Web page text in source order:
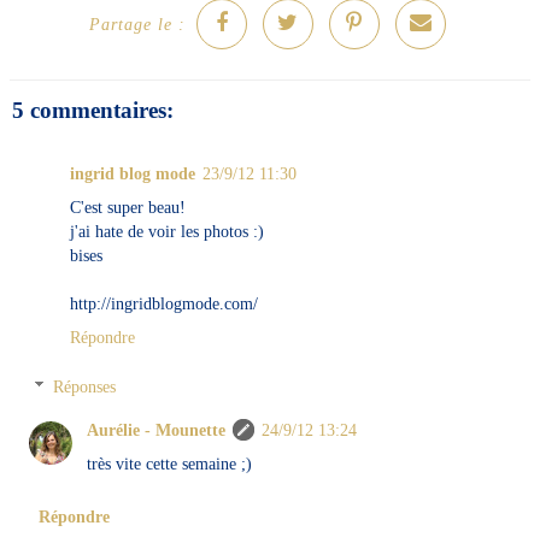
Partage le :
5 commentaires:
ingrid blog mode 23/9/12 11:30
C'est super beau!
j'ai hate de voir les photos :)
bises
http://ingridblogmode.com/
Répondre
Réponses
Aurélie - Mounette
24/9/12 13:24
très vite cette semaine ;)
Répondre